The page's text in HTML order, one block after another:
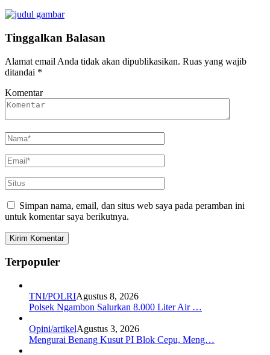
Tinggalkan Balasan
Alamat email Anda tidak akan dipublikasikan. Ruas yang wajib
ditandai *
Komentar
Simpan nama, email, dan situs web saya pada peramban ini
untuk komentar saya berikutnya.
Terpopuler
TNI/POLRIAgustus 8, 2026
Polsek Ngambon Salurkan 8.000 Liter Air …
Opini/artikelAgustus 3, 2026
Mengurai Benang Kusut PI Blok Cepu, Meng…